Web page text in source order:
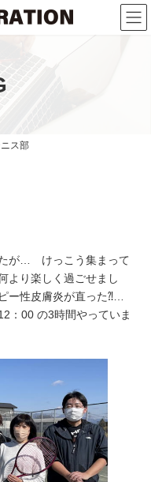
ス部
たが… けっこう集まって
り楽しく過ごせまし
ー性皮膚炎が直った⁈…
00 の3時間やっていま